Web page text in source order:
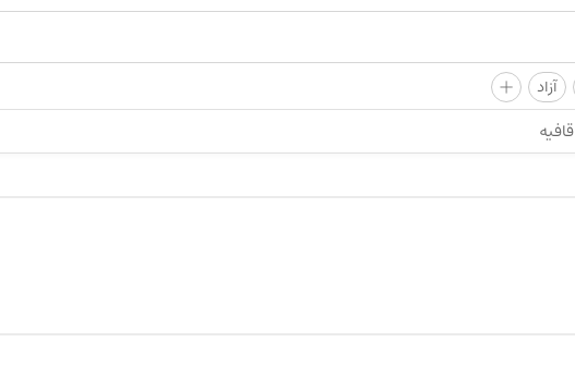
آزاد +
قافیه